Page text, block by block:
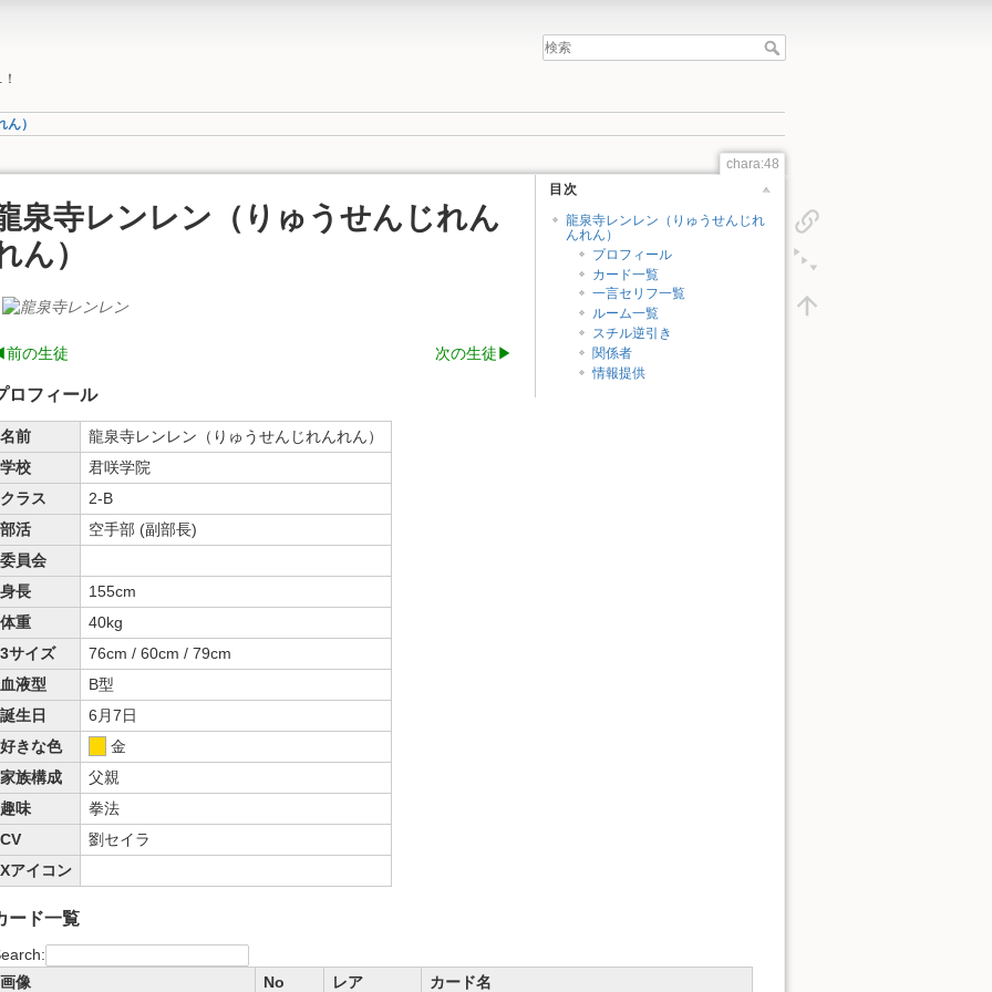
）
chara:48
目次
龍泉寺レンレン（りゅうせんじれ
んれん）
プロフィール
カード一覧
一言セリフ一覧
ルーム一覧
スチル逆引き
関係者
情報提供
泉寺レンレン（りゅうせんじれん
ん）
前の生徒 次の生徒▶
ロフィール
名前
龍泉寺レンレン（りゅうせんじれんれん）
学校
君咲学院
クラス
2-B
部活
空手部 (副部長)
委員会
身長
155cm
体重
40kg
3サイズ
76cm / 60cm / 79cm
血液型
B型
誕生日
6月7日
好きな色
金
家族構成
父親
趣味
拳法
CV
劉セイラ
Xアイコン
ード一覧
画像
No レア
カード名